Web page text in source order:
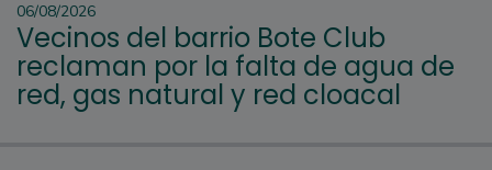
06/08/2026
Vecinos del barrio Bote Club
reclaman por la falta de agua de
red, gas natural y red cloacal